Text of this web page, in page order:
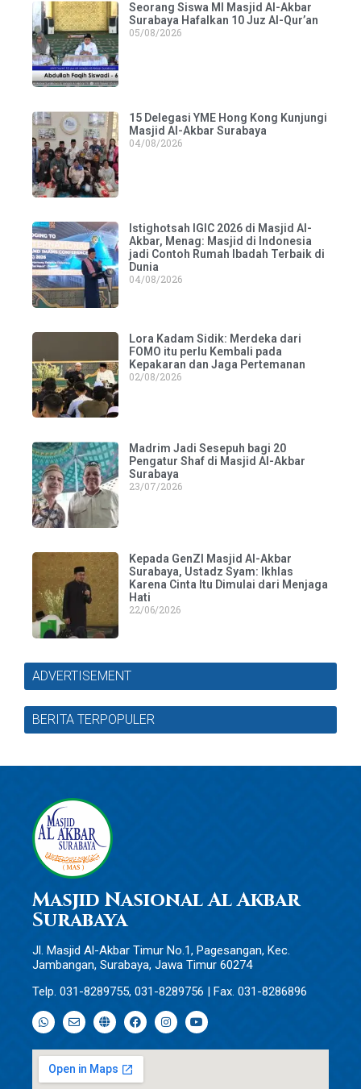
Seorang Siswa MI Masjid Al-Akbar
Surabaya Hafalkan 10 Juz Al-Qur’an
05/08/2026
15 Delegasi YME Hong Kong Kunjungi
Masjid Al-Akbar Surabaya
04/08/2026
Istighotsah IGIC 2026 di Masjid Al-
Akbar, Menag: Masjid di Indonesia
jadi Contoh Rumah Ibadah Terbaik di
Dunia
04/08/2026
Lora Kadam Sidik: Merdeka dari
FOMO itu perlu Kembali pada
Kepakaran dan Jaga Pertemanan
02/08/2026
Madrim Jadi Sesepuh bagi 20
Pengatur Shaf di Masjid Al-Akbar
Surabaya
23/07/2026
Kepada GenZI Masjid Al-Akbar
Surabaya, Ustadz Syam: Ikhlas
Karena Cinta Itu Dimulai dari Menjaga
Hati
22/06/2026
ADVERTISEMENT
BERITA TERPOPULER
Masjid Nasional Al Akbar
Surabaya
Jl. Masjid Al-Akbar Timur No.1, Pagesangan, Kec.
Jambangan, Surabaya, Jawa Timur 60274
Telp. 031-8289755, 031-8289756 | Fax. 031-8286896